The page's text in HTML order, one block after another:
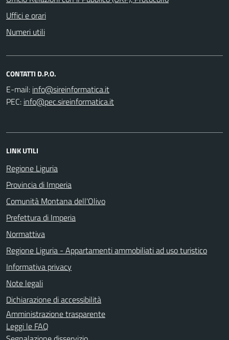
Uffici e orari
Numeri utili
CONTATTI D.P.O.
E-mail:
PEC:
LINK UTILI
Regione Liguria
Provincia di Imperia
Comunità Montana dell'Olivo
Prefettura di Imperia
Normattiva
Regione Liguria - Appartamenti ammobiliati ad uso turistico
Informativa privacy
Note legali
Dichiarazione di accessibilità
Amministrazione trasparente
Leggi le FAQ